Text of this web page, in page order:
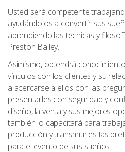
Usted será competente
ayudándolos a convertir sus
aprendiendo las técnicas y
Preston Bailey.
Asimismo, obtendrá
vínculos con los clientes y su
a acercarse a ellos con las
presentarles con seguridad y
diseño, la venta y sus mejores
también lo capacitará para
producción y transmitirles las
para el evento de sus sueños.